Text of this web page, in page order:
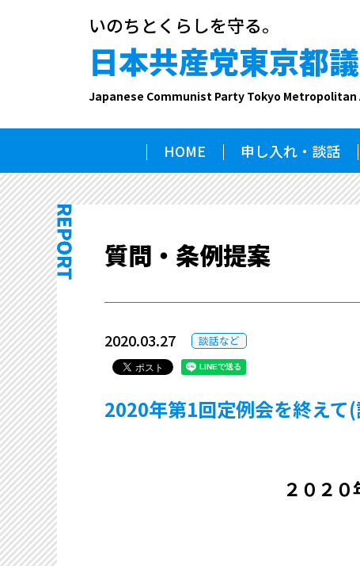
いのちとくらしを守る。
日本共産党東京都
Japanese Communist Party Tokyo
HOME 申し入れ・談話
質問・条例提案
2020.03.27 談話など
2020年第1回定例会を終えて
２０２